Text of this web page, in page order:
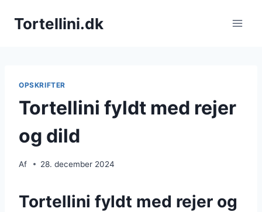
Tortellini.dk
OPSKRIFTER
Tortellini fyldt med rejer
og dild
Af 28. december 2024
Tortellini fyldt med rejer og